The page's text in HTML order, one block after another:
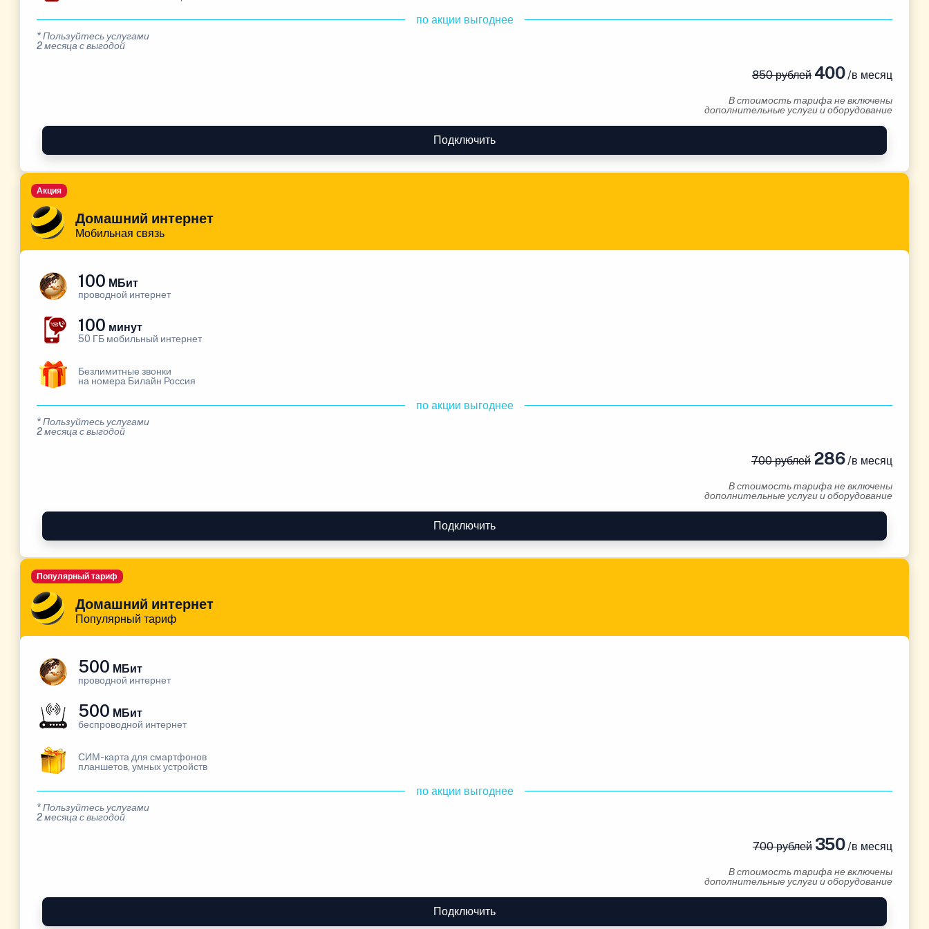
по акции выгоднее
* Пользуйтесь услугами
2 месяца с выгодой
850 рублей400/в месяц
В стоимость тарифа не включены
дополнительные услуги и оборудование
Подключить
Домашний интернет
Мобильная связь
Акция
100 МБит
проводной интернет
100 минут
50 ГБ мобильный интернет
Безлимитные звонки
на номера Билайн Россия
по акции выгоднее
* Пользуйтесь услугами
2 месяца с выгодой
700 рублей286/в месяц
В стоимость тарифа не включены
дополнительные услуги и оборудование
Подключить
Домашний интернет
Популярный тариф
Популярный тариф
500 МБит
проводной интернет
500 МБит
беспроводной интернет
СИМ-карта для смартфонов
планшетов, умных устройств
по акции выгоднее
* Пользуйтесь услугами
2 месяца с выгодой
700 рублей350/в месяц
В стоимость тарифа не включены
дополнительные услуги и оборудование
Подключить